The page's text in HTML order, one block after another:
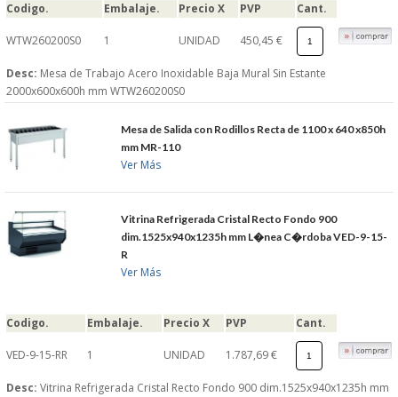
Codigo. Embalaje. Precio X PVP Cant.
WTW260200S0 1 UNIDAD 450,45 €
Desc: Mesa de Trabajo Acero Inoxidable Baja Mural Sin Estante
2000x600x600h mm WTW260200S0
Mesa de Salida con Rodillos Recta de 1100 x 640 x850h
mm MR-110
Ver Más
Vitrina Refrigerada Cristal Recto Fondo 900
dim.1525x940x1235h mm L�nea C�rdoba VED-9-15-
R
Ver Más
Codigo. Embalaje. Precio X PVP Cant.
VED-9-15-RR 1 UNIDAD 1.787,69 €
Desc: Vitrina Refrigerada Cristal Recto Fondo 900 dim.1525x940x1235h mm